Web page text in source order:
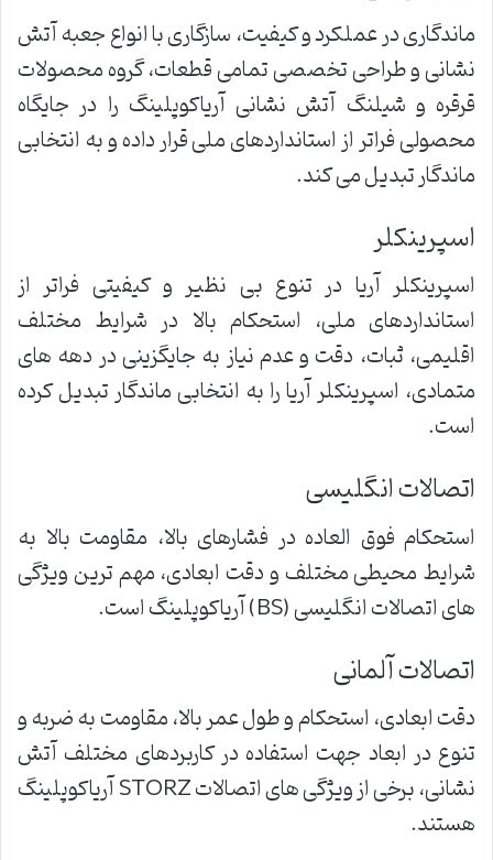
ماندگاری در عملکرد و کیفیت، سازگاری با انواع جعبه آتش
نشانی و طراحی تخصصی تمامی قطعات، گروه محصولات
قرقره و شیلنگ آتش نشانی آریاکوپلینگ را در جایگاه
محصولی فراتر از استانداردهای ملی قرار داده و به انتخابی
ماندگار تبدیل می کند.
اسپرینکلر
اسپرینکلر آریا در تنوع بی نظیر و کیفیتی فراتر از
استانداردهای ملی، استحکام بالا در شرایط مختلف
اقلیمی، ثبات، دقت و عدم نیاز به جایگزینی در دهه های
متمادی، اسپرینکلر آریا را به انتخابی ماندگار تبدیل کرده
است.
اتصالات انگلیسی
استحکام فوق العاده در فشارهای بالا، مقاومت بالا به
شرایط محیطی مختلف و دقت ابعادی، مهم ترین ویژگی
های اتصالات انگلیسی (BS) آریاکوپلینگ است.
اتصالات آلمانی
دقت ابعادی، استحکام و طول عمر بالا، مقاومت به ضربه و
تنوع در ابعاد جهت استفاده در کاربردهای مختلف آتش
نشانی، برخی از ویژگی های اتصالات STORZ آریاکوپلینگ
هستند.